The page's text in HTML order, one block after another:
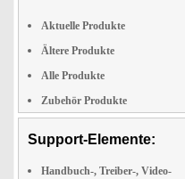
Aktuelle Produkte
Ältere Produkte
Alle Produkte
Zubehör Produkte
Support-Elemente:
Handbuch-, Treiber-, Video-